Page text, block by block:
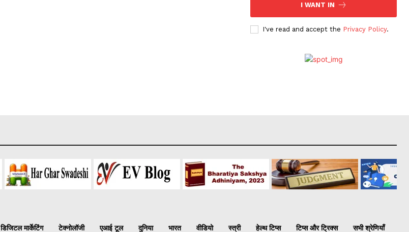
I WANT IN
I've read and accept the Privacy Policy.
डिजिटल मार्केटिंग टेक्नोलॉजी एआई टूल दुनिया भारत वीडियो स्त्री हेल्थ टिप्स टिप्स और ट्रिक्स सभी श्रेणियाँ